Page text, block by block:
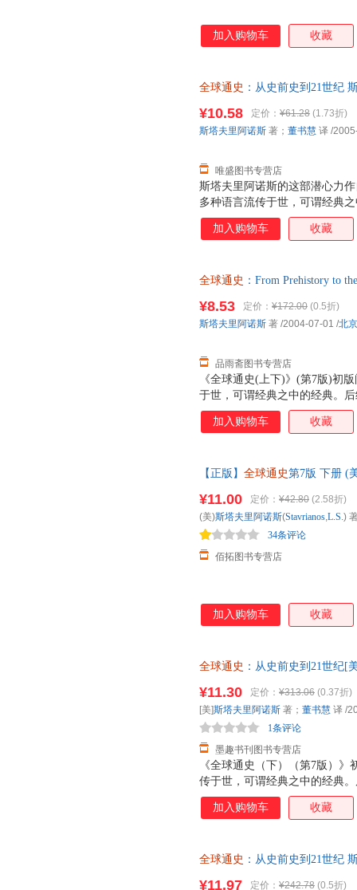
加入购物车 收藏
全球通史 ：从史前史到21世纪
换】
斯塔夫里阿诺斯的这部潜心力
多种语言流传于世，可谓经典
融入了时新的研究成果，新增
使这部名著在内容和体系上更
了时新的研究成果，使这部名
汁原味的英文版以飨广大读者
通万里。近年来，在作全球观
¥10.58 定价： ¥61.28 (1.73折)
唯盛图书专营店
斯塔夫里阿诺斯 著； 董书慧 译 /
加入购物车 收藏
全球通史 ：From Prehistory to
《全球通史(上下)》(第7版)初
于世，可谓经典之中的经典。
保留原文精华的基础上，又融
系上更加完善。
¥8.53 定价： ¥172.00 (0.5折)
品雨斋图书专营店
斯塔夫里阿诺斯 著 /2004-07-01 /北
加入购物车 收藏
【正版】 全球通史第7版 下册 (
¥11.00 定价： ¥42.80 (2.58折)
佰拓图书专营店
34条评论
(美)斯塔夫里阿诺斯(Stavrianos,L.S.)
加入购物车 收藏
全球通史 ：从史前史到21世纪[
票！
《全球通史（下）（第7版）
传于世，可谓经典之中的经典
在保留原文精华的基础上，又
体系上更加完善。尤其值得一
全于内容重新进行世界史写的
¥11.30 定价： ¥313.06 (0.37折)
墨趣书刊图书专营店
1条评论
[美]斯塔夫里阿诺斯 著； 董书慧 译 /
加入购物车 收藏
全球通史 ：从史前史到21世纪
¥11.97 定价： ¥242.78 (0.5折)